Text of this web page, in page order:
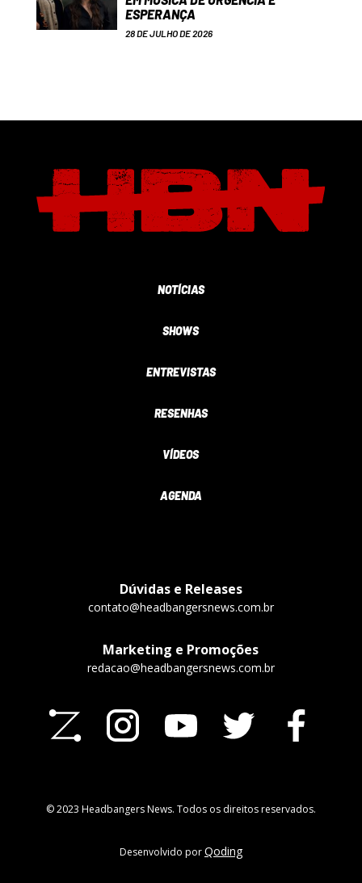
ESPERANÇA
28 DE JULHO DE 2026
NOTÍCIAS
SHOWS
ENTREVISTAS
RESENHAS
VÍDEOS
AGENDA
Dúvidas e Releases
contato@headbangersnews.com.br
Marketing e Promoções
redacao@headbangersnews.com.br
© 2023 Headbangers News. Todos os direitos reservados.
Desenvolvido porQoding